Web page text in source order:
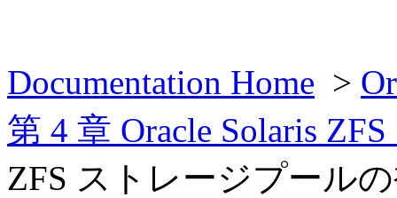
Documentation Home >
第 4 章 Oracle Solaris
ZFS ストレージプール